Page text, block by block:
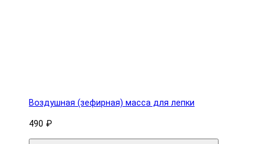
Воздушная (зефирная) масса для лепки
490 ₽